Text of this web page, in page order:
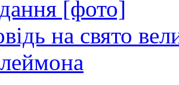
[фото]
на свято